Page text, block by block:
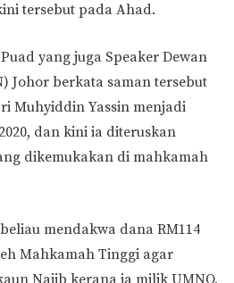
tersebut pada Ahad.
yang juga Speaker Dewan
Johor berkata saman tersebut
Muhyiddin Yassin menjadi
dan kini ia diteruskan
dikemukakan di mahkamah
mendakwa dana RM114
Mahkamah Tinggi agar
Najib kerana ia milik UMNO,